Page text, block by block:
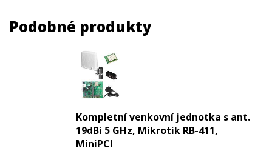
Podobné produkty
Kompletní venkovní jednotka s ant.
19dBi 5 GHz, Mikrotik RB-411,
MiniPCI